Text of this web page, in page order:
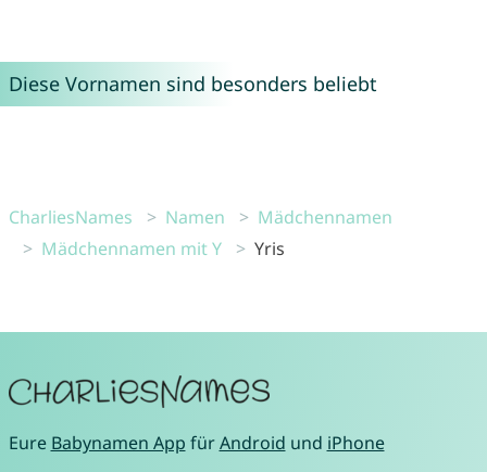
Diese Vornamen sind besonders beliebt
CharliesNames Namen
Mädchennamen
Mädchennamen mit Y
Yris
Eure Babynamen App fürAndroid und iPhone